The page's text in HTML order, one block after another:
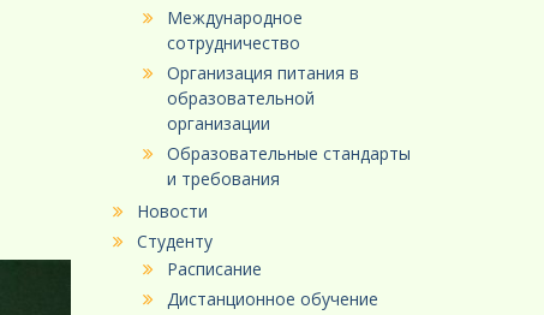
Международное
сотрудничество
Организация питания в
образовательной
организации
Образовательные стандарты
и требования
Новости
Студенту
Расписание
Дистанционное обучение